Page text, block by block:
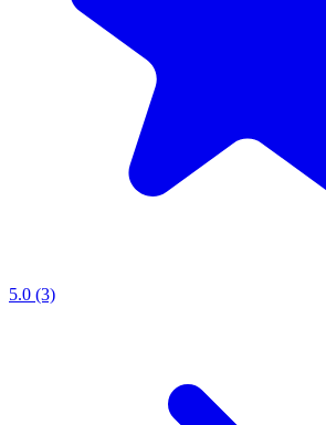
5.0 (3)